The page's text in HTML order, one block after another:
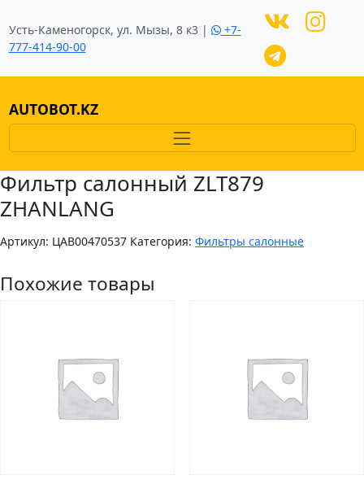
Усть-Каменогорск, ул. Мызы, 8 к3 |
+7-
777-414-90-00
AUTOBOT.KZ
Фильтр салонный ZLT879
ZHANLANG
Артикул: ЦAB00470537 Категория: Фильтры салонные
Похожие товары